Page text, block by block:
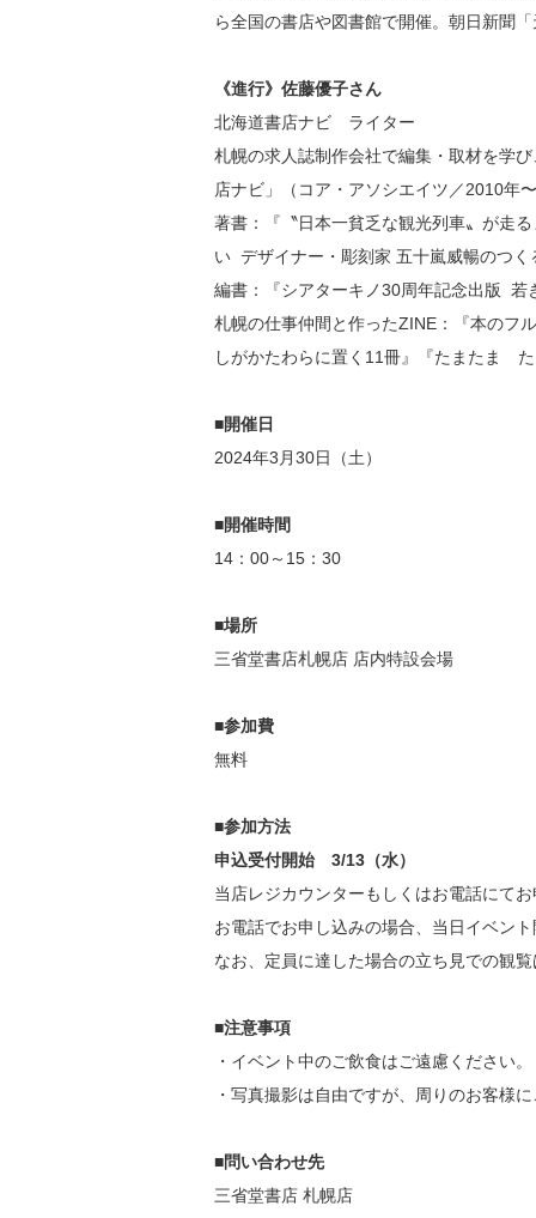
ら全国の書店や図書館で開催。朝日新聞
《進行》佐藤優子さん
北海道書店ナビ ライター
札幌の求人誌制作会社で編集・取材を学
店ナビ」（コア・アソシエイツ／2010年
著書：『〝日本一貧乏な観光列車〟が走
い デザイナー・彫刻家 五十嵐威暢のつく
編書：『シアターキノ30周年記念出版 若
札幌の仕事仲間と作ったZINE：『本のフ
しがかたわらに置く11冊』『たまたま
■開催日
2024年3月30日（土）
■開催時間
14：00～15：30
■場所
三省堂書店札幌店 店内特設会場
■参加費
無料
■参加方法
申込受付開始 3/13（水）
当店レジカウンターもしくはお電話にて
お電話でお申し込みの場合、当日イベン
なお、定員に達した場合の立ち見での観
■注意事項
・イベント中のご飲食はご遠慮ください。
・写真撮影は自由ですが、周りのお客様
■問い合わせ先
三省堂書店 札幌店